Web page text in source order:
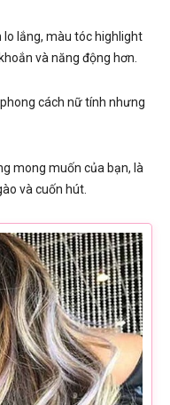
lo lắng, màu tóc highlight
và năng động hơn.
cách nữ tính nhưng
mong muốn của bạn, là
và cuốn hút.